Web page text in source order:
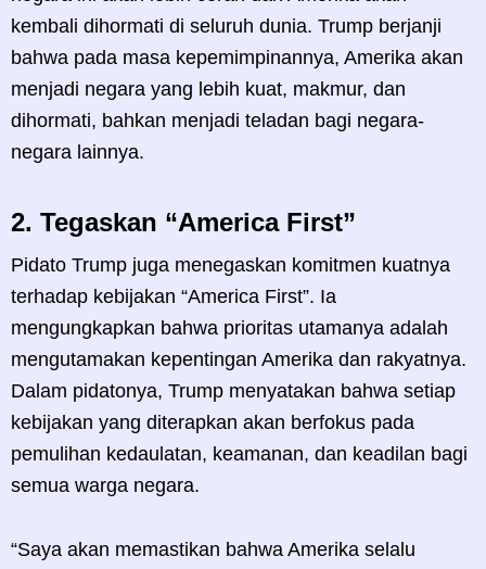
kembali dihormati di seluruh dunia. Trump berjanji
bahwa pada masa kepemimpinannya, Amerika akan
menjadi negara yang lebih kuat, makmur, dan
dihormati, bahkan menjadi teladan bagi negara-
negara lainnya.
2. Tegaskan “America First”
Pidato Trump juga menegaskan komitmen kuatnya
terhadap kebijakan “America First”. Ia
mengungkapkan bahwa prioritas utamanya adalah
mengutamakan kepentingan Amerika dan rakyatnya.
Dalam pidatonya, Trump menyatakan bahwa setiap
kebijakan yang diterapkan akan berfokus pada
pemulihan kedaulatan, keamanan, dan keadilan bagi
semua warga negara.
“Saya akan memastikan bahwa Amerika selalu